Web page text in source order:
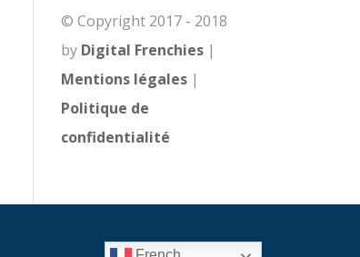
© Copyright 2017 - 2018
by Digital Frenchies |
Mentions légales |
Politique de
confidentialité